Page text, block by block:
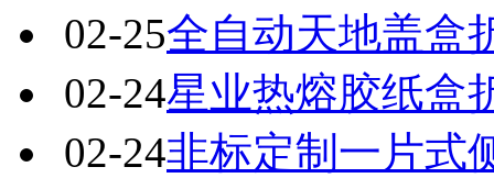
02-25全自动天地盖盒
02-24星业热熔胶纸盒
02-24非标定制一片式